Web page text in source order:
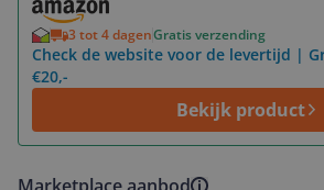
3 tot 4 dagenGratis verzending
Check de website voor de levertijd |
€20,-
Bekijk product